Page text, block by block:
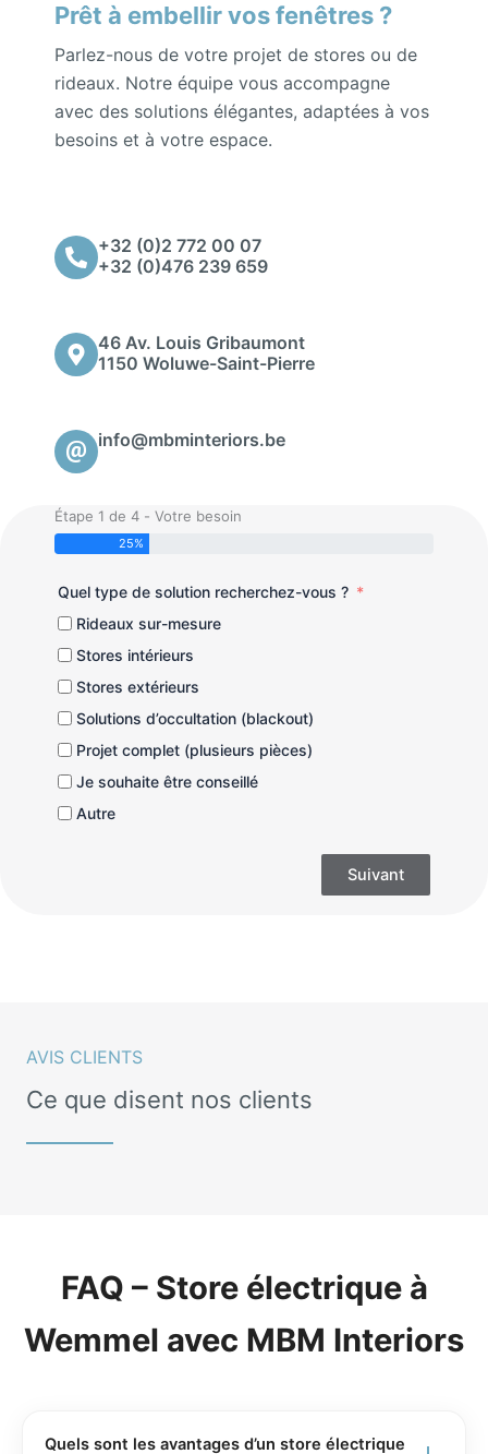
Prêt à embellir vos fenêtres ?
Parlez-nous de votre projet de stores ou de
rideaux. Notre équipe vous accompagne
avec des solutions élégantes, adaptées à vos
besoins et à votre espace.
+32 (0)2 772 00 07
+32 (0)476 239 659
46 Av. Louis Gribaumont
1150 Woluwe-Saint-Pierre
info@mbminteriors.be
Étape 1 de 4 - Votre besoin
25%
Quel type de solution recherchez-vous ?
Rideaux sur-mesure
Stores intérieurs
Stores extérieurs
Solutions d’occultation (blackout)
Projet complet (plusieurs pièces)
Je souhaite être conseillé
Autre
Suivant
AVIS CLIENTS
Ce que disent nos clients
FAQ – Store électrique à
Wemmel avec MBM Interiors
Quels sont les avantages d’un store électrique